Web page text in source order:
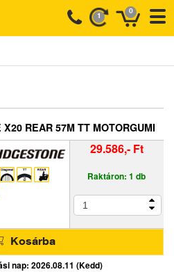
0
1
REAR 57M TT MOTORGUMI
29.586,- Ft
Raktáron: 1 db
Kosárba
nap: 2026.08.11 (Kedd)